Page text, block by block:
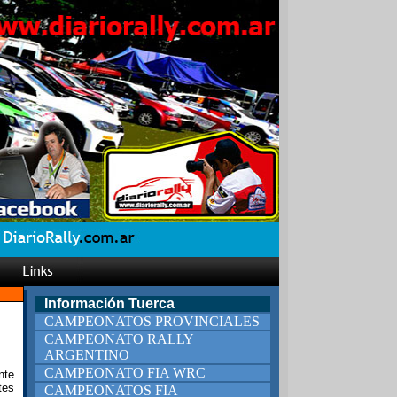
Información Tuerca
CAMPEONATOS PROVINCIALES
CAMPEONATO RALLY
ARGENTINO
CAMPEONATO FIA WRC
CAMPEONATOS FIA